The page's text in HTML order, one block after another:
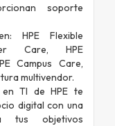
soporte
HPE Flexible
Care, HPE
Campus Care,
multivendor.
TI de HPE te
digital con una
tus objetivos